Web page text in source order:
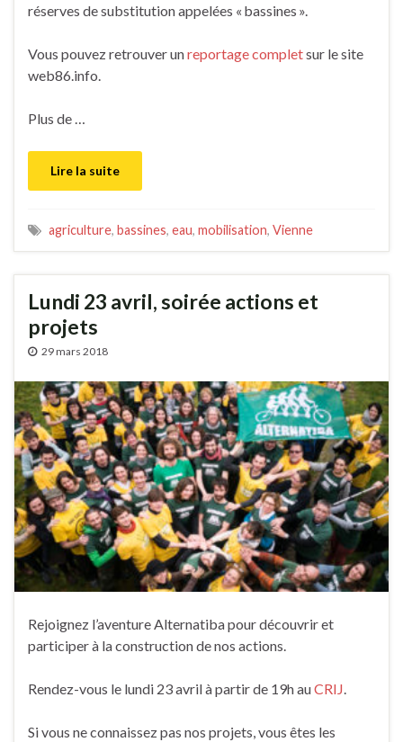
réserves de substitution appelées « bassines ».
Vous pouvez retrouver unreportage completsur le site
web86.info.
Plus de …
Lire la suite
agriculture, bassines, eau, mobilisation, Vienne
Lundi 23 avril, soirée actions et
projets
29 mars 2018
Rejoignez l’aventure Alternatiba pour découvrir et
participer à la construction de nos actions.
Rendez-vous le lundi 23 avril à partir de 19h auCRIJ.
Si vous ne connaissez pas nos projets, vous êtes les